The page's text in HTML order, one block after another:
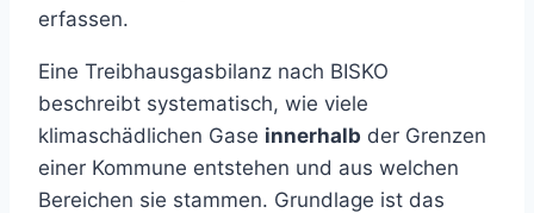
erfassen.
Eine Treibhausgasbilanz nach BISKO
beschreibt systematisch, wie viele
klimaschädlichen Gase innerhalb der Grenzen
einer Kommune entstehen und aus welchen
Bereichen sie stammen. Grundlage ist das